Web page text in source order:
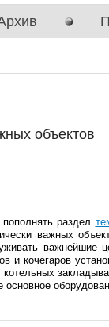
объектов
раздел
важных
важнейшие
и кочегаров
котельных
основное